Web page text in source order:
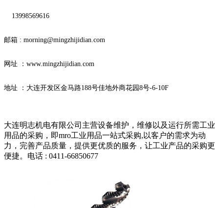
13998569616
邮箱 : morning@mingzhijidian.com
网址 ：www.mingzhijidian.com
地址 ：大连开发区金马路188号佳地外商花园8号-6-10F
大连明志机电有限公司主营设备维护，维修以及运行所需工业
用品的采购，即mro工业用品一站式采购,以客户的需求为动
力，完善产品质量，提供更优质的服务，让工业产品的采购更
便捷。电话 : 0411-66850677